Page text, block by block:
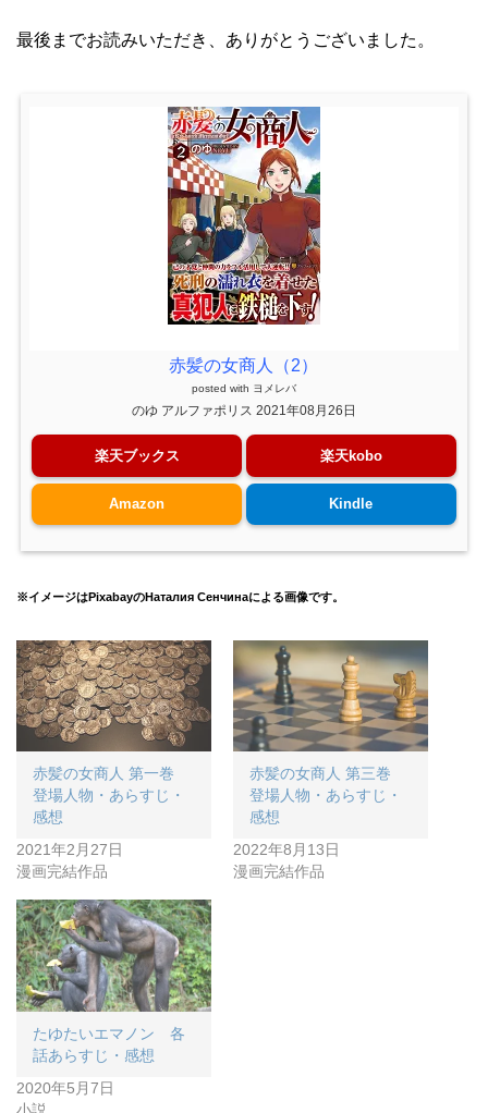
最後までお読みいただき、ありがとうございました。
赤髪の女商人（2）
posted with ヨメレバ
のゆ アルファポリス 2021年08月26日
楽天ブックス 楽天kobo
Amazon Kindle
※イメージはPixabayのНаталия Сенчинаによる画像です。
赤髪の女商人 第一巻
登場人物・あらすじ・
感想
2021年2月27日
漫画完結作品
赤髪の女商人 第三巻
登場人物・あらすじ・
感想
2022年8月13日
漫画完結作品
たゆたいエマノン 各
話あらすじ・感想
2020年5月7日
小説